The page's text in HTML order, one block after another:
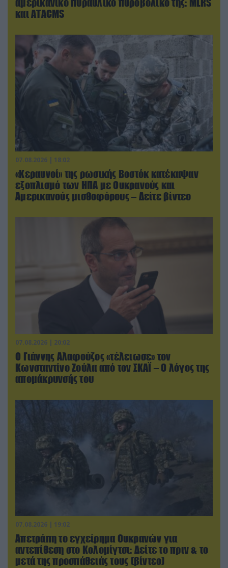
και ΑΤΑCMS
07.08.2026 | 18:02
«Κεραυνοί» της ρωσικής Βοστόκ κατέκαψαν
εξοπλισμό των ΗΠΑ με Ουκρανούς και
Αμερικανούς μισθοφόρους – Δείτε βίντεο
07.08.2026 | 20:02
Ο Γιάννης Αλαφούζος «τέλειωσε» τον
Κωνσταντίνο Ζούλα από τον ΣΚΑΪ – Ο λόγος της
απομάκρυνσής του
07.08.2026 | 19:02
Απετράπη το εγχείρημα Ουκρανών για
αντεπίθεση στο Κολομίγτσι: Δείτε το πριν & το
μετά της προσπάθειάς τους (βίντεο)